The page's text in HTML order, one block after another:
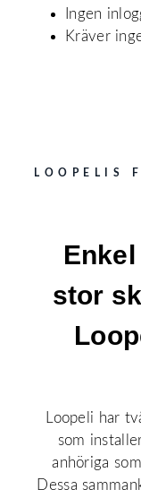
Ingen
Kräver
LOOPELIS
stor
Loopeli har
som
anhöriga
Dessa